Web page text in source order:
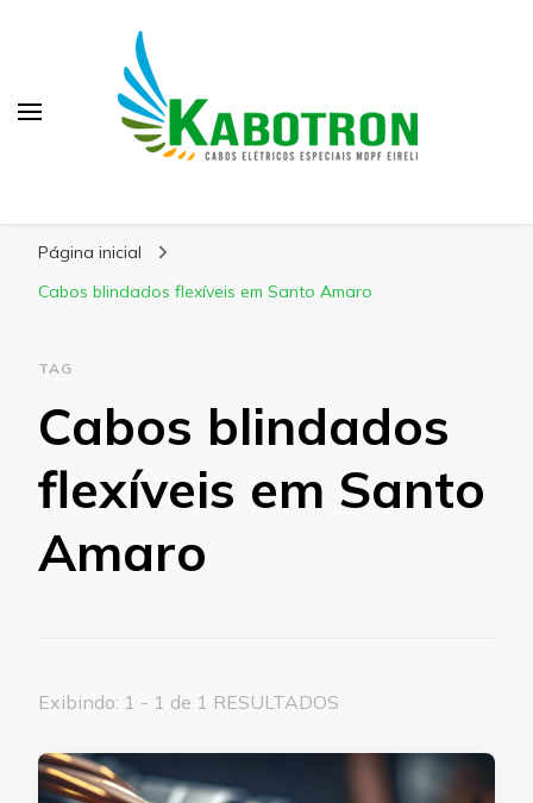
Página inicial
Cabos blindados flexíveis em Santo Amaro
TAG
Cabos blindados
flexíveis em Santo
Amaro
Exibindo: 1 - 1 de 1 RESULTADOS